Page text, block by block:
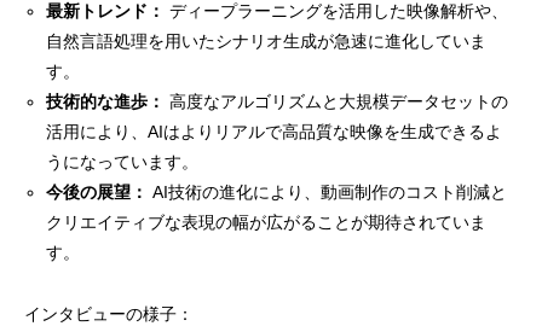
最新トレンド： ディープラーニングを活用した映像解析や、
自然言語処理を用いたシナリオ生成が急速に進化していま
す。
技術的な進歩： 高度なアルゴリズムと大規模データセットの
活用により、AIはよりリアルで高品質な映像を生成できるよ
うになっています。
今後の展望： AI技術の進化により、動画制作のコスト削減と
クリエイティブな表現の幅が広がることが期待されていま
す。
インタビューの様子：